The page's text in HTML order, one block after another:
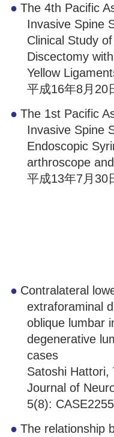
The 4th Pacific
Invasive Spine
Clinical Study
Discectomy
Yellow
平成16年8月20
The 1st Pacific
Invasive Spine
Endoscopic
arthroscope
平成13年7月30
Contralateral
extraforaminal
oblique lumbar
degenerative
cases
Satoshi Hattori,
Journal of
5(8):
The relationship